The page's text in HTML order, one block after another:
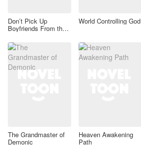
Don’t Pick Up
Boyfriends From the
World Controlling God
The Grandmaster of
Demonic
Heaven Awakening
Path